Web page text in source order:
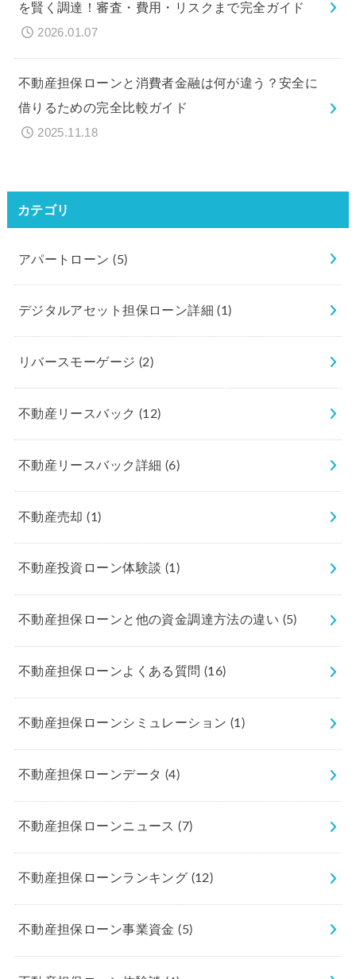
を賢く調達！審査・費用・リスクまで完全ガイド
2026.01.07
不動産担保ローンと消費者金融は何が違う？安全に
借りるための完全比較ガイド
2025.11.18
カテゴリ
アパートローン(5)
デジタルアセット担保ローン詳細(1)
リバースモーゲージ (2)
不動産リースバック (12)
不動産リースバック詳細 (6)
不動産売却(1)
不動産投資ローン体験談 (1)
不動産担保ローンと他の資金調達方法の違い (5)
不動産担保ローンよくある質問(16)
不動産担保ローンシミュレーション (1)
不動産担保ローンデータ (4)
不動産担保ローンニュース(7)
不動産担保ローンランキング (12)
不動産担保ローン事業資金(5)